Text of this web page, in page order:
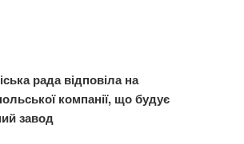
рада відповіла на
компанії, що будує
завод